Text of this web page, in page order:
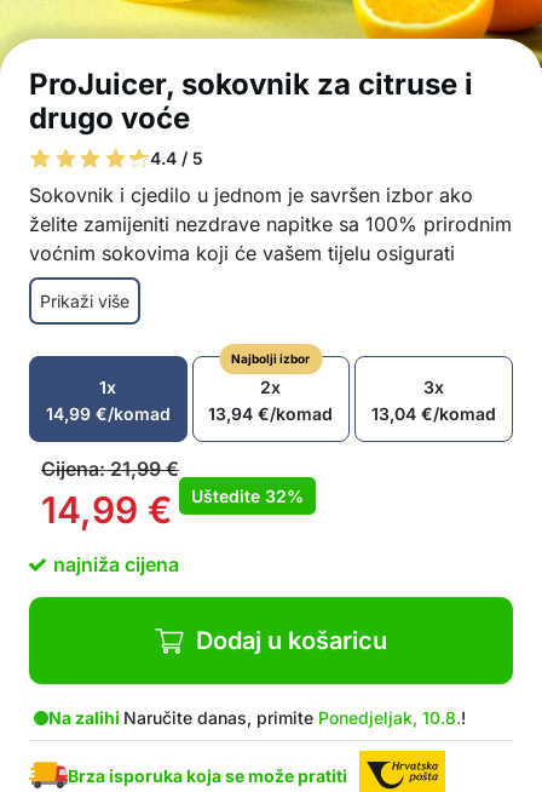
ProJuicer, sokovnik za citruse i
drugo voće
4.4 / 5
Sokovnik i cjedilo u jednom je savršen izbor ako
želite zamijeniti nezdrave napitke sa 100% prirodnim
voćnim sokovima koji će vašem tijelu osigurati
potrebne vitamine i druge hranjive tvari!
Jednostavna priprema 100% prirodnih zdravih
Za sve vrste sočnog voća – lubenica, grejp,
pitaja, mango, grožđe, jabuke, itd.
Potpuna potrošnja cijelog voća – ostaje samo
Maksimalna količina iscijeđenog soka
Brza i jednostavna priprema
Možete ponijeti sokovnik na odmor ili na posao i
uživati u svježim sokovima
Bez prljavih ruku
Bez kapanja i curenja
Vrlo lako za čišćenje – isperite pod tekućom
vodom
Čaše možete prati i u perilici posuđa
Cjedilo za zadržavanje koštica i drugih
Prikaži više
1x
14,99 €/komad
Najbolji izbor
2x
13,94€/komad
3x
13,04€/komad
Cijena:21,99€
14,99 € Uštedite 32%
najniža cijena
Dodaj u košaricu
Na zalihi Naručite danas, primite Ponedjeljak, 10.8.!
Brza isporuka koja se može pratiti